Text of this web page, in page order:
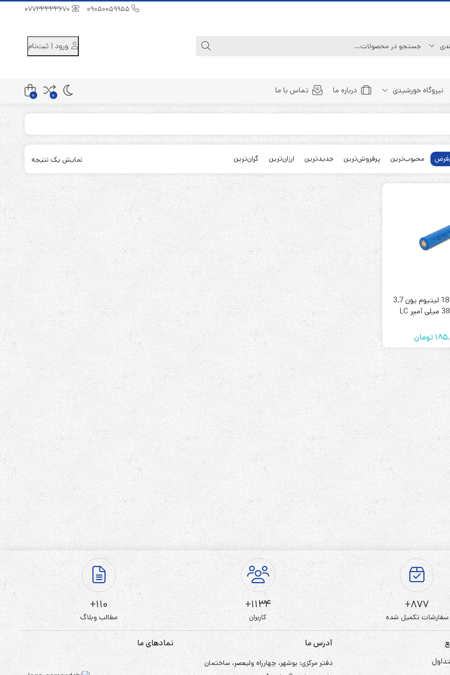
ورود | ثبت‌نام
Line Interactive (Simulated Sine Wave)
Line Interactive (Pure Sine Wave)
Double Conversion (1:1)
Double Convertion (3:1)
Double Conversion (3:3)
کابینت باتری 48 ولت
کابینت باتری 240 ولت
رله‌ای
AVR
Prince
سروو موتوری
ابزارهای مدیریت یوپی‌اس
تابلوی بای پس
ترانس ایزوله
نیروگاه خورشیدی درباره ما تماس با ما
0
0
محبوب‌ترین پرفروش‌ترین جدیدترین ارزان‌ترین گران‌ترین نمایش یک نتیجه
باتری 18650 لیتیوم یون 3.7
تومان
877+
سفارشات تکمیل شده
1134+
کاربران
110+
مطالب وبلاگ
آدرس ما
دفتر مرکزی: بوشهر، چهارراه ولیعصر، ساختمان
نمادهای ما